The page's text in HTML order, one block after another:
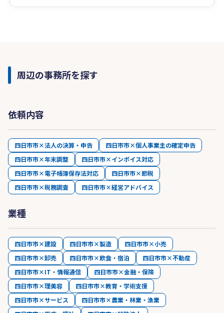
周辺の事務所を探す
依頼内容
四日市市×法人の決算・申告
四日市市×個人事業主の確定申告
四日市市×年末調整
四日市市×インボイス対応
四日市市×電子帳簿保存法対応
四日市市×節税
四日市市×税務調査
四日市市×経営アドバイス
業種
四日市市×建設 四日市市×製造
四日市市×小売
四日市市×卸売
四日市市×飲食・宿泊
四日市市×不動産
四日市市×IT・情報通信
四日市市×金融・保険
四日市市×理美容
四日市市×教育・学術支援
四日市市×サービス
四日市市×農業・林業・漁業